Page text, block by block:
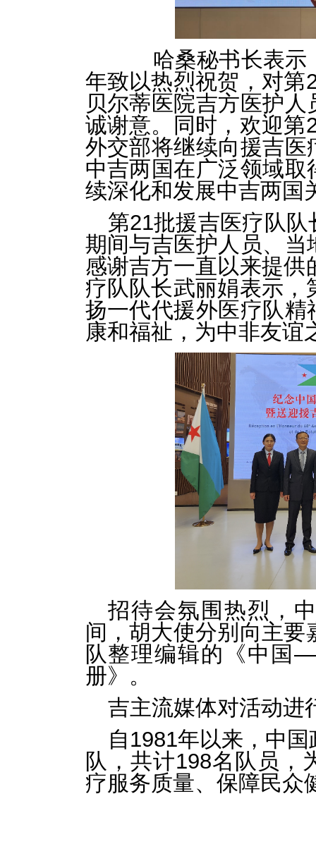
哈桑秘书长表示
年致以热烈祝贺，对第
贝尔蒂医院吉方医护
诚谢意。同时，欢迎第
外交部将继续向援吉
中吉两国在广泛领域
续深化和发展中吉两国
第21批援吉医疗队
期间与吉医护人员、
感谢吉方一直以来提供
疗队队长武丽娟表示，
扬一代代援外医疗队
康和福祉，为中非友谊
招待会氛围热烈，
间，胡大使分别向主
队整理编辑的《中国
册》。
吉主流媒体对活动进
自1981年以来，中
队，共计198名队员，
疗服务质量、保障民众